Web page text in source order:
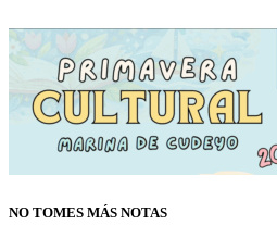
NO TOMES MÁS NOTAS